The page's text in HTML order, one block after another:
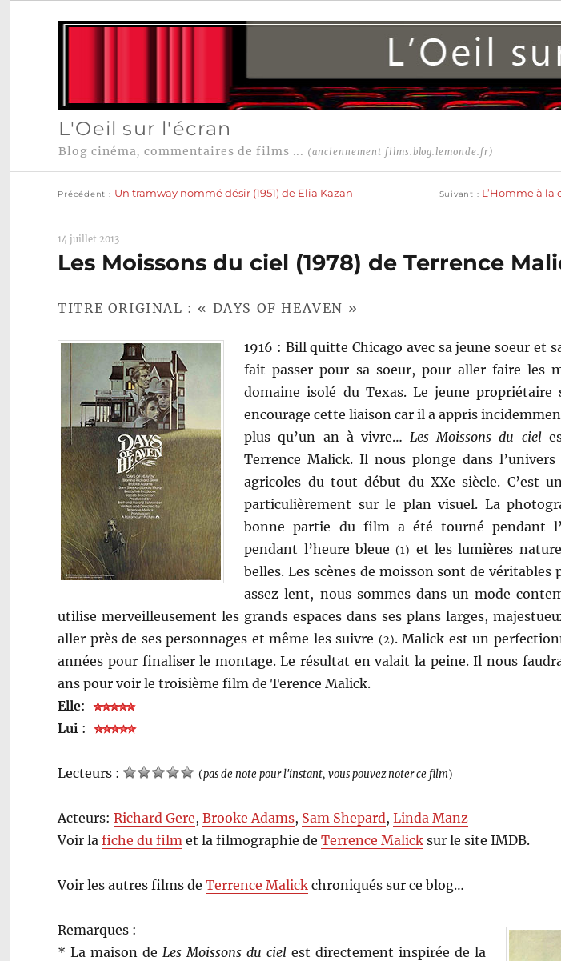
L'Oeil sur l'écran
Blog cinéma, commentaires de films ... (anciennement films.blog.lemonde.fr)
Navigation
l’article
Précédent Un tramway nommé désir (1951) de Elia Kazan Suivant L’Homme à la
14 juillet 2013
Les Moissons du ciel (1978) de Terrence
TITRE ORIGINAL : « DAYS OF HEAVEN »
1916 : Bill quitte Chicago avec sa jeune soeur et
fait passer pour sa soeur, pour aller faire les
domaine isolé du Texas. Le jeune propriétaire
encourage cette liaison car il a appris
plus qu’un an à vivre… Les Moissons du ciel
Terrence Malick. Il nous plonge dans l’univers
agricoles du tout début du XXe siècle. C’est
particulièrement sur le plan visuel. La
bonne partie du film a été tourné pendant
pendant l’heure bleue(1) et les lumières
belles. Les scènes de moisson sont de véritables
assez lent, nous sommes dans un mode
utilise merveilleusement les grands espaces dans ses plans larges,
aller près de ses personnages et même les suivre (2). Malick est un
années pour finaliser le montage. Le résultat en valait la peine. Il nous
ans pour voir le troisième film de Terence Malick.
Elle:
Lui :
Lecteurs : (pas de note pour l'instant, vous pouvez noter ce film)
Acteurs:Richard Gere,Brooke Adams, Sam Shepard,Linda Manz
Voir lafiche du film et la filmographie deTerrence Malick sur le site IMDB.
Voir les autres films deTerrence Malick chroniqués sur ce blog…
Remarques :
* La maison de Les Moissons du ciel est directement inspirée de la